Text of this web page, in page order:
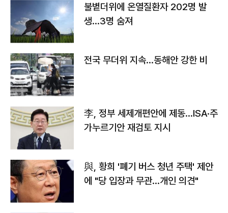
불볕더위에 온열질환자 202명 발
생…3명 숨져
전국 무더위 지속…동해안 강한 비
李, 정부 세제개편안에 제동…ISA·주
가누르기안 재검토 지시
與, 황희 '폐기 버스 청년 주택' 제안
에 "당 입장과 무관…개인 의견"